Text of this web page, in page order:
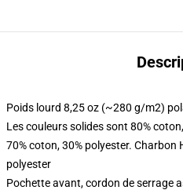
Poids lourd 8,25 oz (~280 g/m2)
Les couleurs solides sont 80%
70% coton, 30% polyester. Charbon
polyester
Pochette avant, cordon de serrage